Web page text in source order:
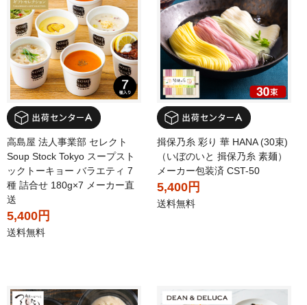
高島屋 法人事業部 セレクト
Soup Stock Tokyo スープスト
ックトーキョー バラエティ 7
種 詰合せ 180g×7 メーカー直
送
5,400円
送料無料
揖保乃糸 彩り 華 HANA (30束)
（いぼのいと 揖保乃糸 素麺）
メーカー包装済 CST-50
5,400円
送料無料